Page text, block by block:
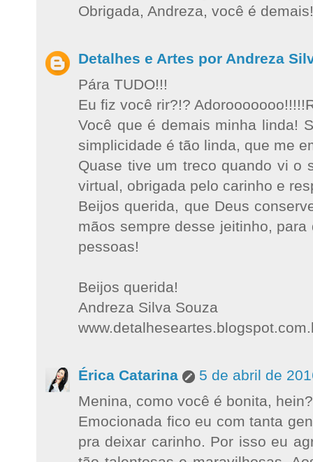
Obrigada, Andreza, você é demais!
Detalhes e Artes por Andreza
Pára TUDO!!!
Eu fiz você rir?!?
Você que é demais minha linda!
simplicidade é tão linda, que me
Quase tive um treco quando vi o
virtual, obrigada pelo carinho e
Beijos querida, que Deus
mãos sempre desse jeitinho,
pessoas!
Beijos querida!
Andreza Silva Souza
Érica Catarina
5 de abril de
Menina, como você é bonita,
Emocionada fico eu com tanta
pra deixar carinho. Por isso eu